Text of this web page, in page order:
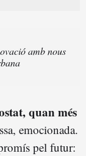
amb nous
quan més
emocionada.
pel futur: